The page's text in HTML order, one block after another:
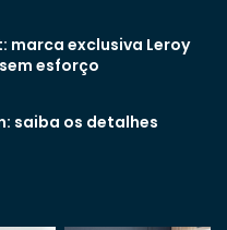
marca exclusiva Leroy
esforço
saiba os detalhes